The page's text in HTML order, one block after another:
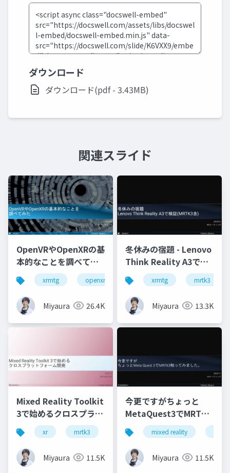
ダウンロード
ダウンロード(pdf - 3.43MB)
関連スライド
OpenVRやOpenXRの基
本的なことを調べてみ
た
xrmtg openxr openvr hololens
Miyaura 26.4K
冬休みの宿題 - Lenovo
Think Reality A3で検
証(MRTK3含)
xrmtg mrtk3
Miyaura 13.3K
Mixed Reality Toolkit
3で始めるクロスプラッ
トフォーム開発
xr mrtk3 metaquest3 snapdragonspaces
Miyaura 11.5K
今更ですがちょっと
MetaQuest3でMRTK3
触ってみました
mixed reality
Miyaura 11.5K